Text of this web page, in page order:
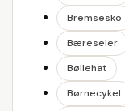
Bremsesko
Bæreseler
Bøllehat
Børnecykel